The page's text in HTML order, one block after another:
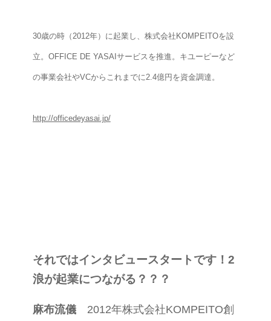
30歳の時（2012年）に起業し、株式会社KOMPEITOを設
立。OFFICE DE YASAIサービスを推進。キユーピーなど
の事業会社やVCからこれまでに2.4億円を資金調達。
http://officedeyasai.jp/
それではインタビュースタートです！2
浪が起業につながる？？？
麻布流儀2012年株式会社KOMPEITO創